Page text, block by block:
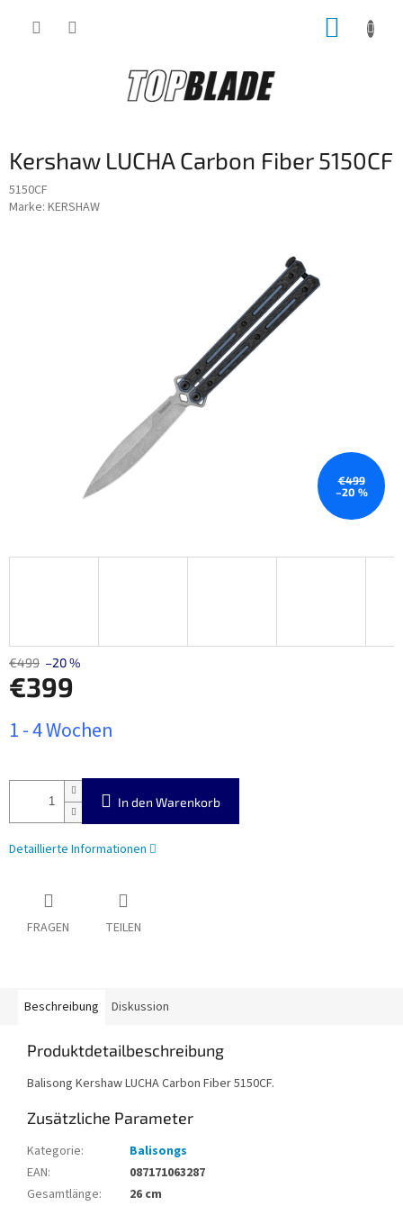
Kershaw LUCHA Carbon Fiber 5150CF
5150CF
Marke: KERSHAW
€499
–20 %
€499 –20 %
€399
1 - 4 Wochen
In den Warenkorb
Detaillierte Informationen
FRAGEN TEILEN
Beschreibung Diskussion
Produktdetailbeschreibung
Balisong Kershaw LUCHA Carbon Fiber 5150CF.
Zusätzliche Parameter
Kategorie:
Balisongs
EAN:
087171063287
Gesamtlänge:
26 cm